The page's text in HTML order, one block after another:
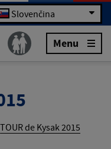
Slovenčina
Menu
TOUR de Kysak 2015